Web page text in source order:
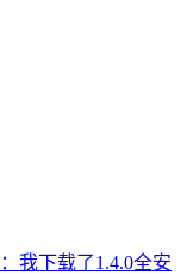
我下载了1.4.0全安